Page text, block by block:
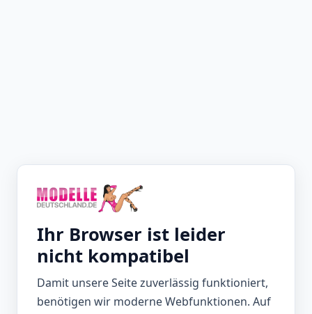
Ihr Browser ist leider
nicht kompatibel
Damit unsere Seite zuverlässig funktioniert,
benötigen wir moderne Webfunktionen. Auf